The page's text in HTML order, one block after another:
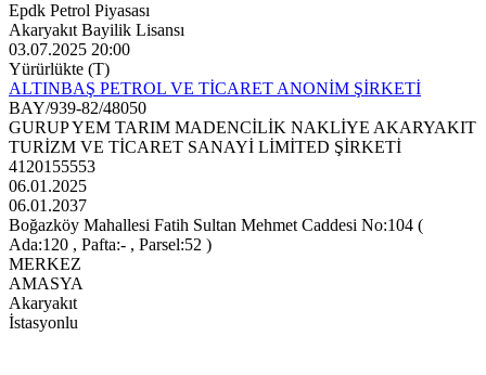
Epdk Petrol Piyasası
Akaryakıt Bayilik Lisansı
03.07.2025 20:00
Yürürlükte (T)
ALTINBAŞ PETROL VE TİCARET ANONİM ŞİRKETİ
BAY/939-82/48050
GURUP YEM TARIM MADENCİLİK NAKLİYE AKARYAKIT
TURİZM VE TİCARET SANAYİ LİMİTED ŞİRKETİ
4120155553
06.01.2025
06.01.2037
Boğazköy Mahallesi Fatih Sultan Mehmet Caddesi No:104 (
Ada:120 , Pafta:- , Parsel:52 )
MERKEZ
AMASYA
Akaryakıt
İstasyonlu